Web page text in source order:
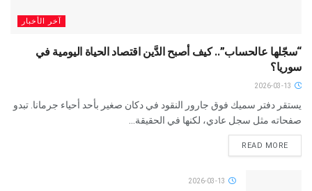
آخر الأخبار
“سجّلها عالحساب”.. كيف أصبح الدَّين اقتصاد الحياة اليومية في
سوريا؟
يستقر دفتر سميك فوق جارور النقود في دكان صغير بأحد أحياء جرمانا. تبدو
صفحاته مثل سجل عادي، لكنها في الحقيقة...
READ MORE